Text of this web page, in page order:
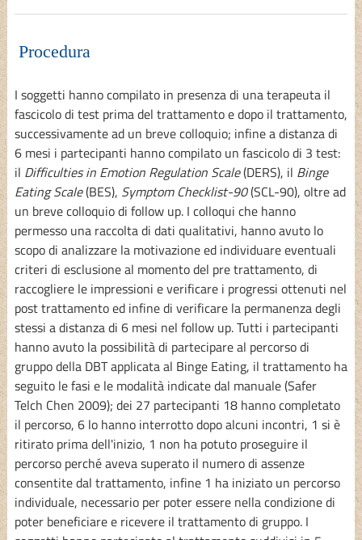
Procedura
I soggetti hanno compilato in presenza di una terapeuta il
fascicolo di test prima del trattamento e dopo il trattamento,
successivamente ad un breve colloquio; infine a distanza di
6 mesi i partecipanti hanno compilato un fascicolo di 3 test:
il Difficulties in Emotion Regulation Scale(DERS), il Binge
Eating Scale(BES), Symptom Checklist-90(SCL-90), oltre ad
un breve colloquio di follow up. I colloqui che hanno
permesso una raccolta di dati qualitativi, hanno avuto lo
scopo di analizzare la motivazione ed individuare eventuali
criteri di esclusione al momento del pre trattamento, di
raccogliere le impressioni e verificare i progressi ottenuti nel
post trattamento ed infine di verificare la permanenza degli
stessi a distanza di 6 mesi nel follow up. Tutti i partecipanti
hanno avuto la possibilità di partecipare al percorso di
gruppo della DBT applicata al Binge Eating, il trattamento ha
seguito le fasi e le modalità indicate dal manuale (Safer
Telch Chen 2009); dei 27 partecipanti 18 hanno completato
il percorso, 6 lo hanno interrotto dopo alcuni incontri, 1 si è
ritirato prima dell'inizio, 1 non ha potuto proseguire il
percorso perché aveva superato il numero di assenze
consentite dal trattamento, infine 1 ha iniziato un percorso
individuale, necessario per poter essere nella condizione di
poter beneficiare e ricevere il trattamento di gruppo. I